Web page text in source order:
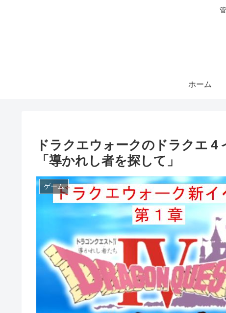
ホーム
ドラクエウォークのドラクエ
「導かれし者を探して」
ゲーム